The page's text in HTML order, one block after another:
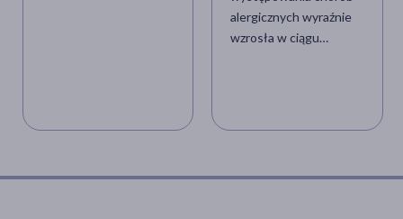
alergicznych wyraźnie
wzrosła w ciągu
żywieniowe uległy